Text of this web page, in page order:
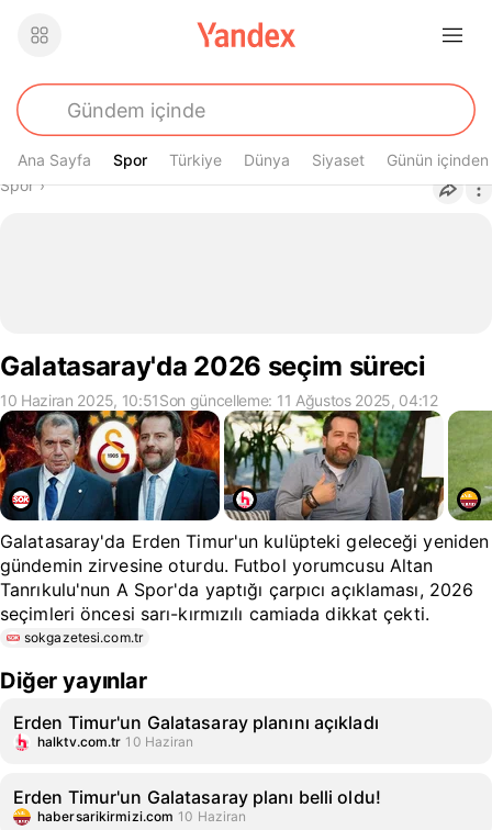
Ana Sayfa Spor
Spor Türkiye Dünya Siyaset Günün içinden
Buradasın
Spor›
Galatasaray'da 2026 seçim süreci
10 Haziran 2025, 10:51Son güncelleme: 11 Ağustos 2025, 04:12
Galatasaray'da Erden Timur'un kulüpteki geleceği yeniden
gündemin zirvesine oturdu. Futbol yorumcusu Altan
Tanrıkulu'nun A Spor'da yaptığı çarpıcı açıklaması, 2026
seçimleri öncesi sarı-kırmızılı camiada dikkat çekti.
sokgazetesi.com.tr
Diğer yayınlar
Erden Timur'un Galatasaray planını açıkladı
halktv.com.tr 10 Haziran
Erden Timur'un Galatasaray planı belli oldu!
habersarikirmizi.com 10 Haziran